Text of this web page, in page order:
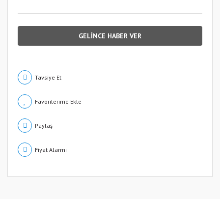
GELİNCE HABER VER
Tavsiye Et
Paylaş
Fiyat Alarmı